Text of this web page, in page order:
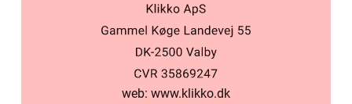
web: www.klikko.dk